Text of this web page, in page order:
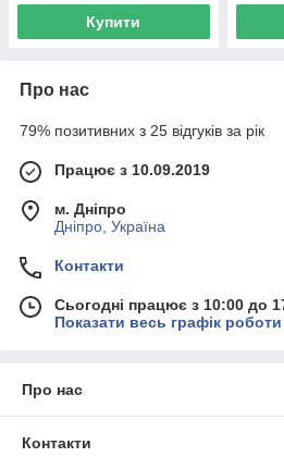
Купити
Про нас
79% позитивних з 25 відгуків за рік
Працює з 10.09.2019
м. Дніпро
Дніпро, Україна
Контакти
Сьогодні працює з 10:00 до
Показати весь графік роботи
Про нас
Контакти